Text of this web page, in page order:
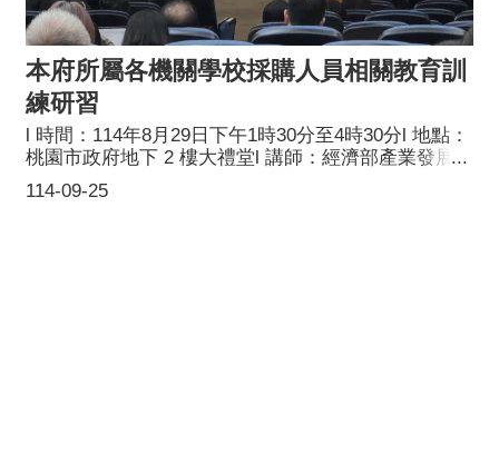
本府所屬各機關學校採購人員相關教育訓
練研習
114-09-25
l 時間：114年8月29日下午1時30分至4時30分l 地點：
桃園市政府地下 2 樓大禮堂l 講師：經濟部產業發展署
前秘書室主任楊情勇l 講題：採購條約協定及資訊安全
採購教育訓練l 參訓對象：桃園市政府各機關暨所屬機